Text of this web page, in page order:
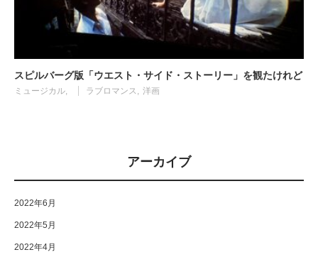
スピルバーグ版「ウエスト・サイド・ストーリー」を観たけれど
ミュージカル ラブロマンス 洋画
アーカイブ
2022年6月
2022年5月
2022年4月